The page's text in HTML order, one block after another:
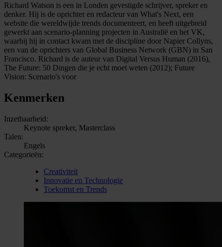
Richard Watson is een in Londen gevestigde schrijver, spreker en
denker. Hij is de oprichter en redacteur van What's Next, een
website die wereldwijde trends documenteert, en heeft uitgebreid
gewerkt aan scenario-planning projecten in Australië en het VK,
waarbij hij in contact kwam met de discipline door Napier Collyns,
een van de oprichters van Global Business Network (GBN) in San
Francisco. Richard is de auteur van Digital Versus Human (2016),
The Future: 50 Dingen die je echt moet weten (2012); Future
Vision: Scenario's voor
Kenmerken
Inzetbaarheid:
Keynote spreker, Masterclass
Talen:
Engels
Categorieën:
Creativiteit
Innovatie en Technologie
Toekomst en Trends